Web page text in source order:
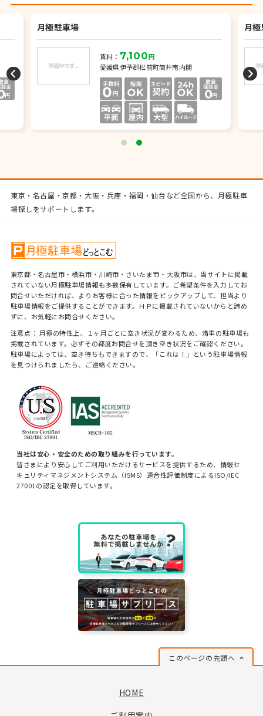
月極駐車場
賃料： 7,100円
愛媛県伊予郡松前町筒井南内開
月
東京・名古屋・京都・大阪・兵庫・福岡・仙台など全国から、月極駐車
場探しをサポートします。
東京都・名古屋市・横浜市・川崎市・さいたま市・大阪市は、当サイトに掲載
されていない月極駐車場情報も多数保有しています。ご希望条件を入力してお
問合せいただければ、よりお客様に合った情報をピックアップして、担当より
駐車場情報をご提供することができます。ＨＰに掲載されていないからと諦め
ずに、お気軽にお問合せください。
注意点： 月極の特性上、１ヶ月ごとに空き状況が変わるため、満車の駐車場も
掲載されています。必ずその都度お問合せを頂き空き状況をご確認ください。
駐車場によっては、空き待ちもできますので、「これは！」という駐車場情報
を見つけられましたら、ご連絡ください。
当社は安心・安全のための取り組みを行っています。
皆さまにより安心してご利用いただけるサービスを提供するため、情報セ
キュリティマネジメントシステム（ISMS）適合性評価制度によるISO/IEC
27001の認定を取得しています。
このページの先頭へ
HOME